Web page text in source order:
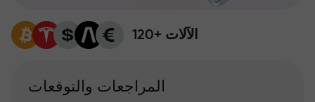
120+ الآلات
المراجعات والتوقعات